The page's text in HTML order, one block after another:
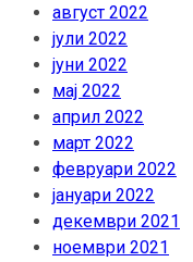
август 2022
јули 2022
јуни 2022
мај 2022
април 2022
март 2022
февруари 2022
јануари 2022
декември 2021
ноември 2021